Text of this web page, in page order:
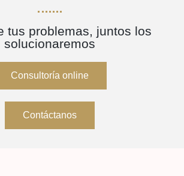
tus problemas, juntos los
solucionaremos
Consultoría online
Contáctanos